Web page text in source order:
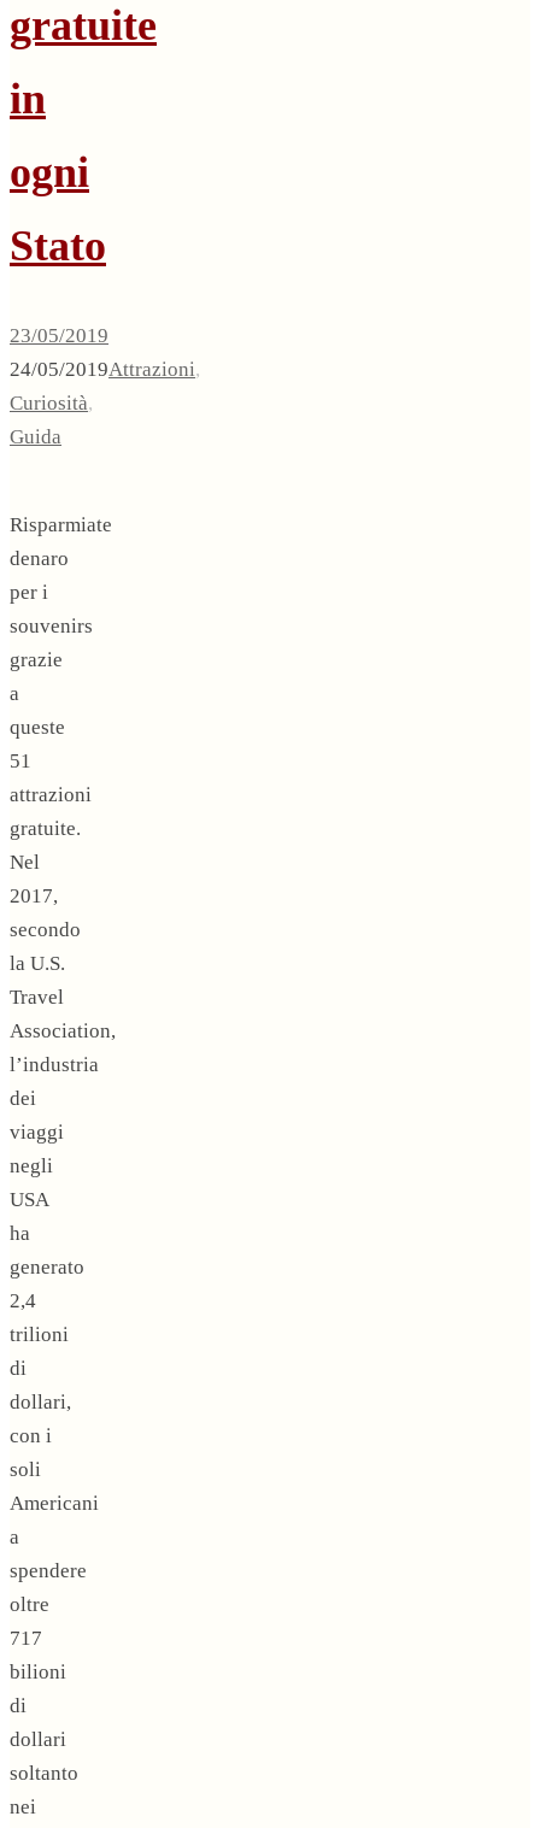
gratuite
in
ogni
Stato
23/05/2019
24/05/2019Attrazioni,
Curiosità,
Guida
Risparmiate
denaro
per i
souvenirs
grazie
a
queste
51
attrazioni
gratuite.
Nel
2017,
secondo
la U.S.
Travel
Association,
l’industria
dei
viaggi
negli
USA
ha
generato
2,4
trilioni
di
dollari,
con i
soli
Americani
a
spendere
oltre
717
bilioni
di
dollari
soltanto
nei